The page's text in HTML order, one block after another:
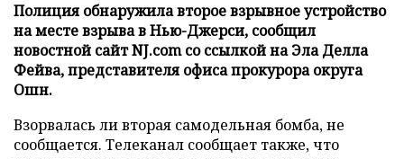
Полиция обнаружила второе взрывное устройство
на месте взрыва в Нью-Джерси, сообщил
новостной сайт NJ.com со ссылкой на Эла Делла
Фейва, представителя офиса прокурора округа
Ошн.
Взорвалась ли вторая самодельная бомба, не
сообщается. Телеканал сообщает также, что